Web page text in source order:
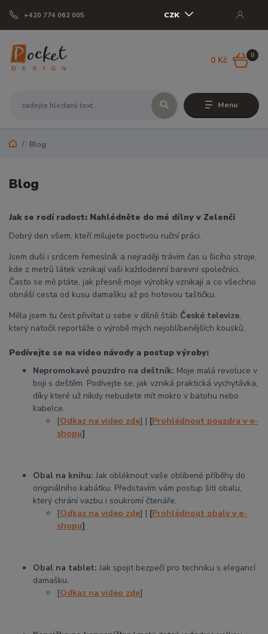
Menu
CZK
+420 774 062 005
0
0 Kč
Blog
Blog
Jak se rodí radost: Nahlédněte do mé dílny v Zelenči
Dobrý den všem, kteří milujete poctivou ruční práci.
Jsem duší i srdcem řemeslník a nejraději trávím čas u šicího stroje,
kde z metrů látek vznikají vaši každodenní barevní společníci.
Často se mě ptáte, jak přesně moje výrobky vznikají a co všechno
obnáší cesta od kusu damašku až po hotovou taštičku.
Měla jsem tu čest přivítat u sebe v dílně štáb České televize,
který natočil reportáže o výrobě mých nejoblíbenějších kousků.
Podívejte se na video návody a postup výroby:
Nepromokavé pouzdro na deštník: Moje malá revoluce v
boji s deštěm. Podívejte se, jak vzniká praktická vychytávka,
díky které už nikdy nebudete mít mokro v batohu nebo
kabelce.
[Odkaz na video zde] | [Prohlédnout pouzdra v e-
shopu]
Obal na knihu: Jak obléknout vaše oblíbené příběhy do
originálního kabátku. Představím vám postup šití obalu,
který chrání vazbu i soukromí čtenáře.
[Odkaz na video zde] | [Prohlédnout obaly v e-
shopu]
Obal na tablet: Jak spojit bezpečí pro techniku s elegancí
damašku.
[Odkaz na video zde]